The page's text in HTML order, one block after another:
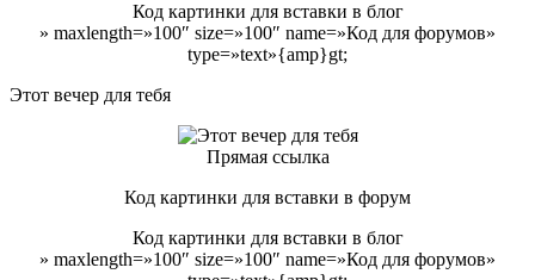
Код картинки для вставки в блог
» maxlength=»100″ size=»100″ name=»Код для форумов»
type=»text»{amp}gt;
Этот вечер для тебя
Прямая ссылка
Код картинки для вставки в форум
Код картинки для вставки в блог
» maxlength=»100″ size=»100″ name=»Код для форумов»